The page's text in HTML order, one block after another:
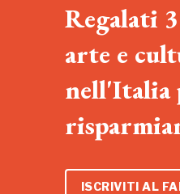
Regalati
arte e
nell'Italia
ISCRIVITI AL